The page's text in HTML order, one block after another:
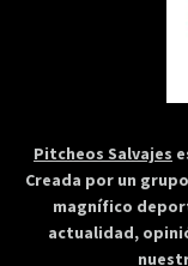
Pitcheos Salvajes
Creada por un
magnífico
actualidad,